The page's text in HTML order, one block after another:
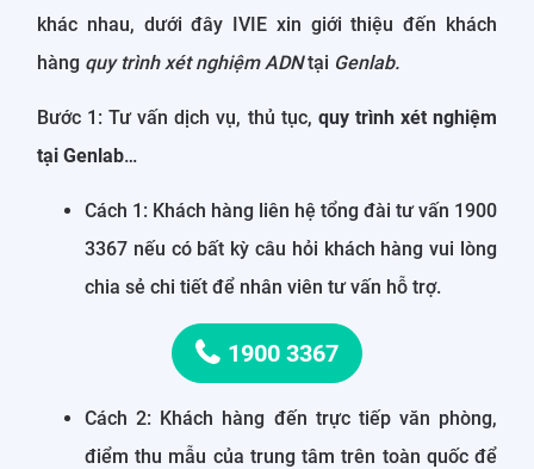
khác nhau, dưới đây IVIE xin giới thiệu đến khách
hàng quy trình xét nghiệm ADNtại Genlab.
Bước 1: Tư vấn dịch vụ, thủ tục, quy trình xét nghiệm
tại Genlab…
Cách 1: Khách hàng liên hệ tổng đài tư vấn 1900
3367 nếu có bất kỳ câu hỏi khách hàng vui lòng
chia sẻ chi tiết để nhân viên tư vấn hỗ trợ.
1900 3367
Cách 2: Khách hàng đến trực tiếp văn phòng,
điểm thu mẫu của trung tâm trên toàn quốc để